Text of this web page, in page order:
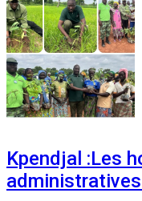
Kpendjal :Les